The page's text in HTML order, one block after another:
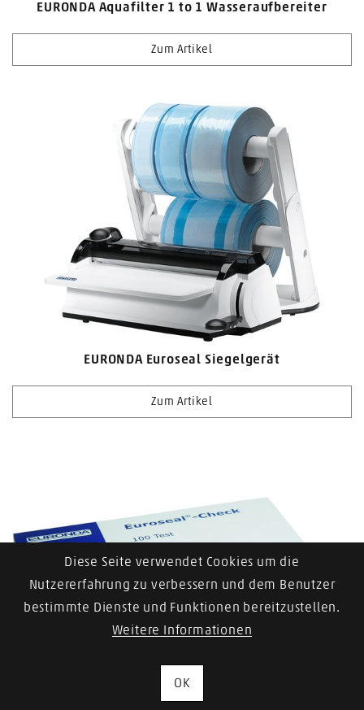
EURONDA Aquafilter 1 to 1 Wasseraufbereiter
Zum Artikel
EURONDA Euroseal Siegelgerät
Zum Artikel
Diese Seite verwendet Cookies um die
Nutzererfahrung zu verbessern und dem Benutzer
bestimmte Dienste und Funktionen bereitzustellen.
Weitere Informationen
OK